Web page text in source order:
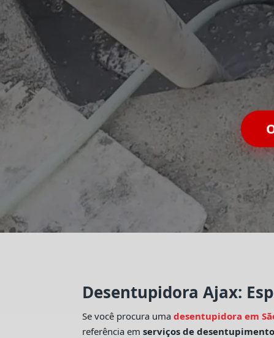
Desentupidora Ajax:
Se você procura umadesentupidora em
referência emserviços de desentupimento